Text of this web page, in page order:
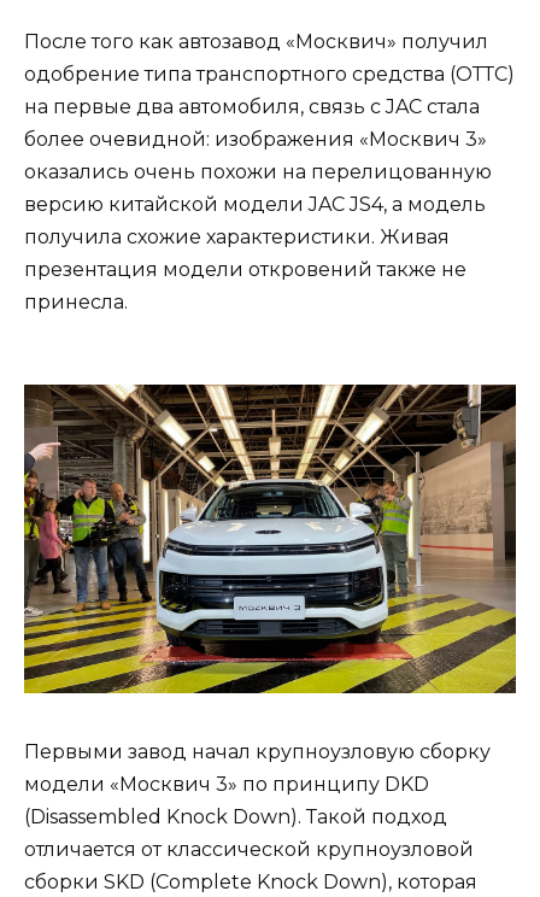
После того как автозавод «Москвич» получил
одобрение типа транспортного средства (ОТТС)
на первые два автомобиля, связь с JAC стала
более очевидной: изображения «Москвич 3»
оказались очень похожи на перелицованную
версию китайской модели JAC JS4, а модель
получила схожие характеристики. Живая
презентация модели откровений также не
принесла.
Первыми завод начал крупноузловую сборку
модели «Москвич 3» по принципу DKD
(Disassembled Knock Down). Такой подход
отличается от классической крупноузловой
сборки SKD (Сomplete Knock Down), которая